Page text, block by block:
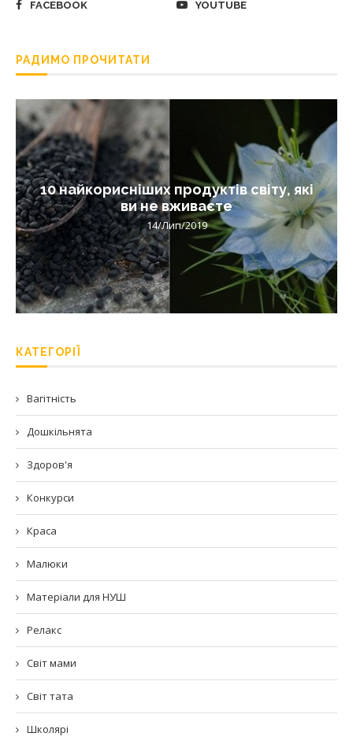
FACEBOOK YOUTUBE
РАДИМО ПРОЧИТАТИ
10 найкорисніших продуктів світу, які
ви не вживаєте
14/Лип/2019
КАТЕГОРІЇ
Вагітність
Дошкільнята
Здоров'я
Конкурси
Краса
Малюки
Матеріали для НУШ
Релакс
Світ мами
Світ тата
Школярі